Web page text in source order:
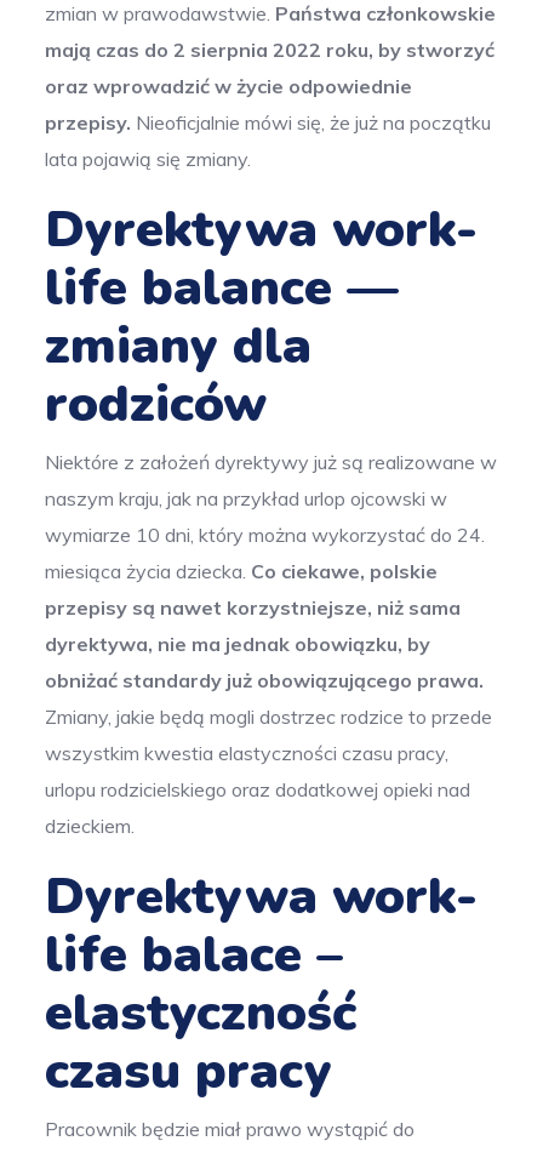
zmian w prawodawstwie. Państwa członkowskie
mają czas do 2 sierpnia 2022 roku, by stworzyć
oraz wprowadzić w życie odpowiednie
przepisy. Nieoficjalnie mówi się, że już na początku
lata pojawią się zmiany.
Dyrektywa work-
life balance —
zmiany dla
rodziców
Niektóre z założeń dyrektywy już są realizowane w
naszym kraju, jak na przykład urlop ojcowski w
wymiarze 10 dni, który można wykorzystać do 24.
miesiąca życia dziecka. Co ciekawe, polskie
przepisy są nawet korzystniejsze, niż sama
dyrektywa, nie ma jednak obowiązku, by
obniżać standardy już obowiązującego prawa.
Zmiany, jakie będą mogli dostrzec rodzice to przede
wszystkim kwestia elastyczności czasu pracy,
urlopu rodzicielskiego oraz dodatkowej opieki nad
dzieckiem.
Dyrektywa work-
life balace –
elastyczność
czasu pracy
Pracownik będzie miał prawo wystąpić do